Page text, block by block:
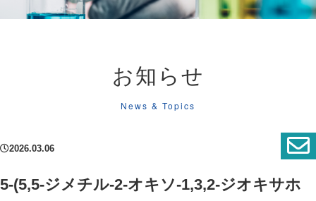
お知らせ
News & Topics
2026.03.06
5-(5,5-ジメチル-2-オキソ-1,3,2-ジオキサホ